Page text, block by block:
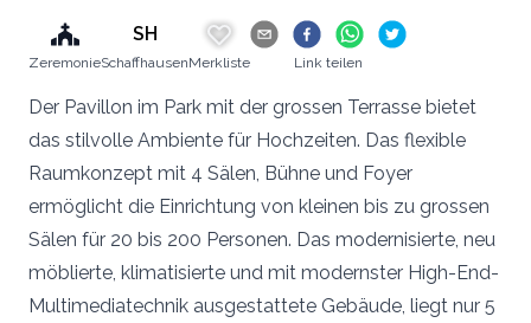
Zeremonie
SH
SchaffhausenMerkliste Link teilen
Der Pavillon im Park mit der grossen Terrasse bietet
das stilvolle Ambiente für Hochzeiten. Das flexible
Raumkonzept mit 4 Sälen, Bühne und Foyer
ermöglicht die Einrichtung von kleinen bis zu grossen
Sälen für 20 bis 200 Personen. Das modernisierte, neu
möblierte, klimatisierte und mit modernster High-End-
Multimediatechnik ausgestattete Gebäude, liegt nur 5
dass auch künftige Brautpaare die Plattform
kostenlos nutzen können.
Zu den Hochzeitslocations
Vielen Dank für eure Unterstützung! Damit wird
ausgebaut werden kann und für alle Brautpaare kostenlos
bleibt.